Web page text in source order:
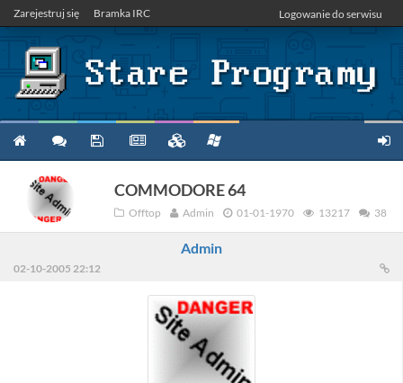
Zarejestruj się Bramka IRC Logowanie do serwisu
COMMODORE 64
Offtop Admin 01-01-1970 13217 38
Admin
02-10-2005 22:12